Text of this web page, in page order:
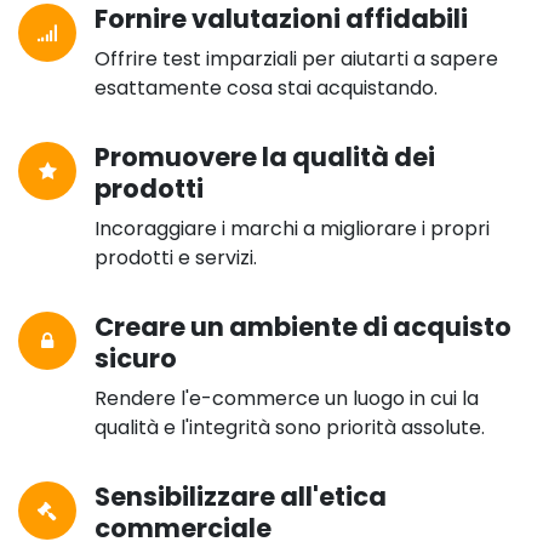
Fornire valutazioni affidabili
Offrire test imparziali per aiutarti a sapere
esattamente cosa stai acquistando.
Promuovere la qualità dei
prodotti
Incoraggiare i marchi a migliorare i propri
prodotti e servizi.
Creare un ambiente di acquisto
sicuro
Rendere l'e-commerce un luogo in cui la
qualità e l'integrità sono priorità assolute.
Sensibilizzare all'etica
commerciale